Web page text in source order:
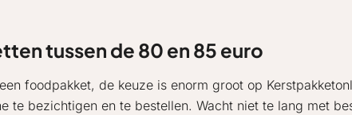
tussen de 80 en 85 euro
foodpakket, de keuze is enorm groot op
te bezichtigen en te bestellen. Wacht niet te lang met